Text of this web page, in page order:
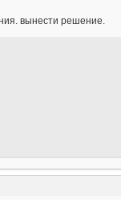
вынести решение.